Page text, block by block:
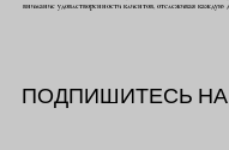
внимание удовлетворенности клиентов, отслеживая
ПОДПИШИТЕСЬ